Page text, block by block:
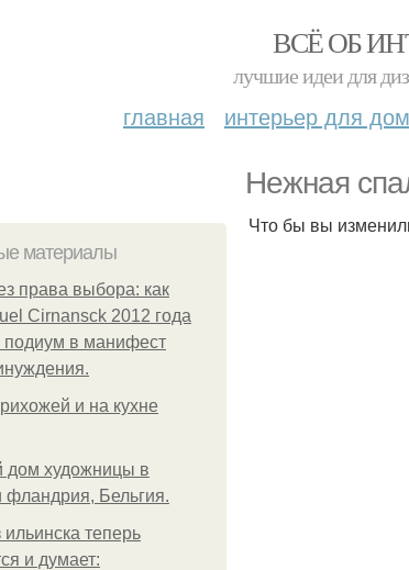
ВСЁ ОБ
лучшие идеи для
главная интерьер для
Нежная
материалы
права выбора: как
Cirnansck 2012 года
подиум в манифест
и на кухне
дом художницы в
фландрия, Бельгия.
ильинска теперь
и думает:
Что бы вы